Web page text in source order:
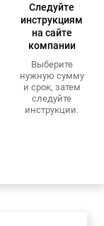
Следуйте
инструкциям
на сайте
компании
Выберите
нужную сумму
и срок, затем
следуйте
инструкции.